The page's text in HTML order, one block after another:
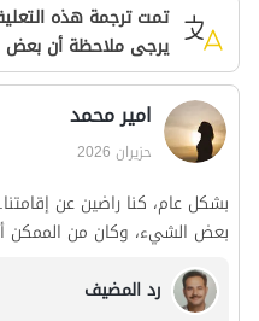
تمت ترجمة هذه
يرجى ملاحظة أن بعض
امیر محمد
حزيران 2026
بشكل عام، كنا راضين عن
بعض الشيء، وكان من الممكن
وجود خيوط عنكبوت على
رد المضيف